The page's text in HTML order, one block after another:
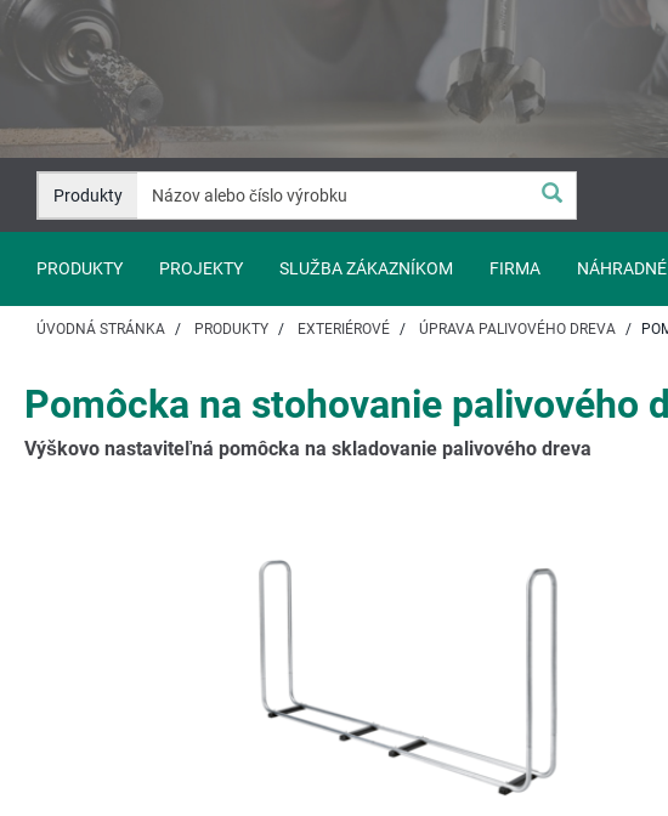
Prejsť
Obsah
Prejsť
Navigáciu
Produkty
PRODUKTY PROJEKTY SLUŽBA ZÁKAZNÍKOM FIRMA
ÚVODNÁ STRÁNKA PRODUKTY EXTERIÉROVÉ ÚPRAVA PALIVOVÉHO DREVA
Pomôcka na stohovanie palivového
Výškovo nastaviteľná pomôcka na skladovanie palivového dreva